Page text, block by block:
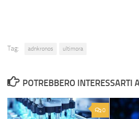
Tag: adnkronos ultimora
POTREBBERO INTERESSARTI
0